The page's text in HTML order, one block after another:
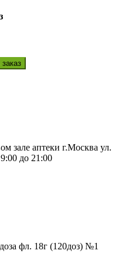
зале аптеки г.Москва ул.
до 21:00
фл. 18г (120доз) №1